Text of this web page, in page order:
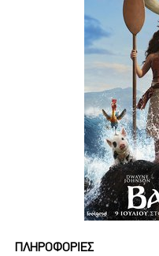
ΠΛΗΡΟΦΟΡΙΕΣ